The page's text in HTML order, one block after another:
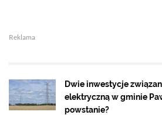
Reklama
Dwie inwestycje
elektryczną w gminie
powstanie?